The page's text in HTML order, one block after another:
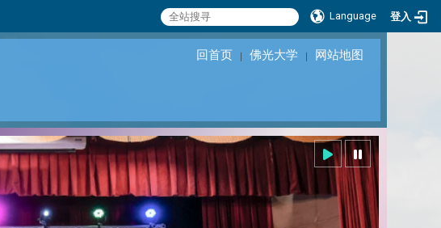
Language 登入
回首页 ｜ 佛光大学 ｜ 网站地图